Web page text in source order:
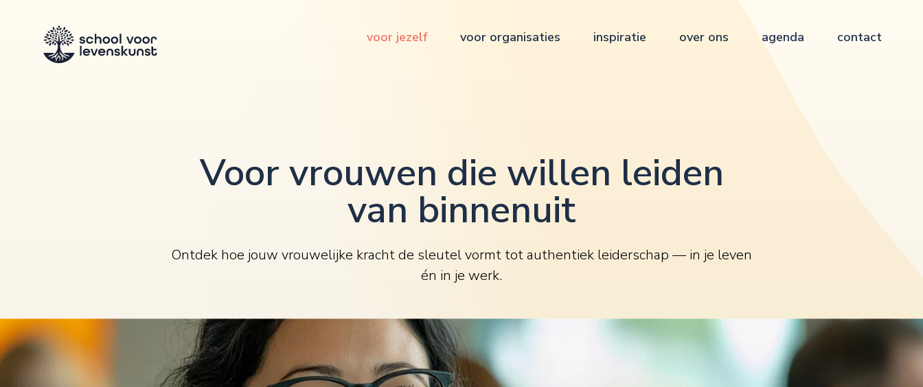
voor jezelf voor organisaties inspiratie over ons agenda contact
Voor vrouwen die willen leiden
van binnenuit
Ontdek hoe jouw vrouwelijke kracht de sleutel vormt tot authentiek leiderschap — in je leven
én in je werk.